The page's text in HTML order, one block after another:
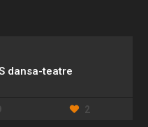
Artesà
Roberto García
dansa-teatre
2